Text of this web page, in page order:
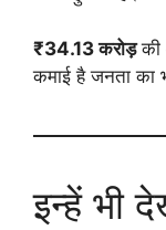
₹34.13 करोड़की
कमाई है जनता का
इन्हें भी